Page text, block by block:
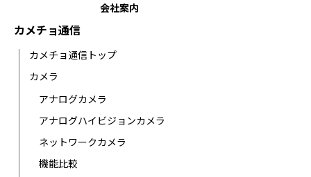
会社案内
カメチョ通信
カメチョ通信トップ
カメラ
アナログカメラ
アナログハイビジョンカメラ
ネットワークカメラ
機能比較